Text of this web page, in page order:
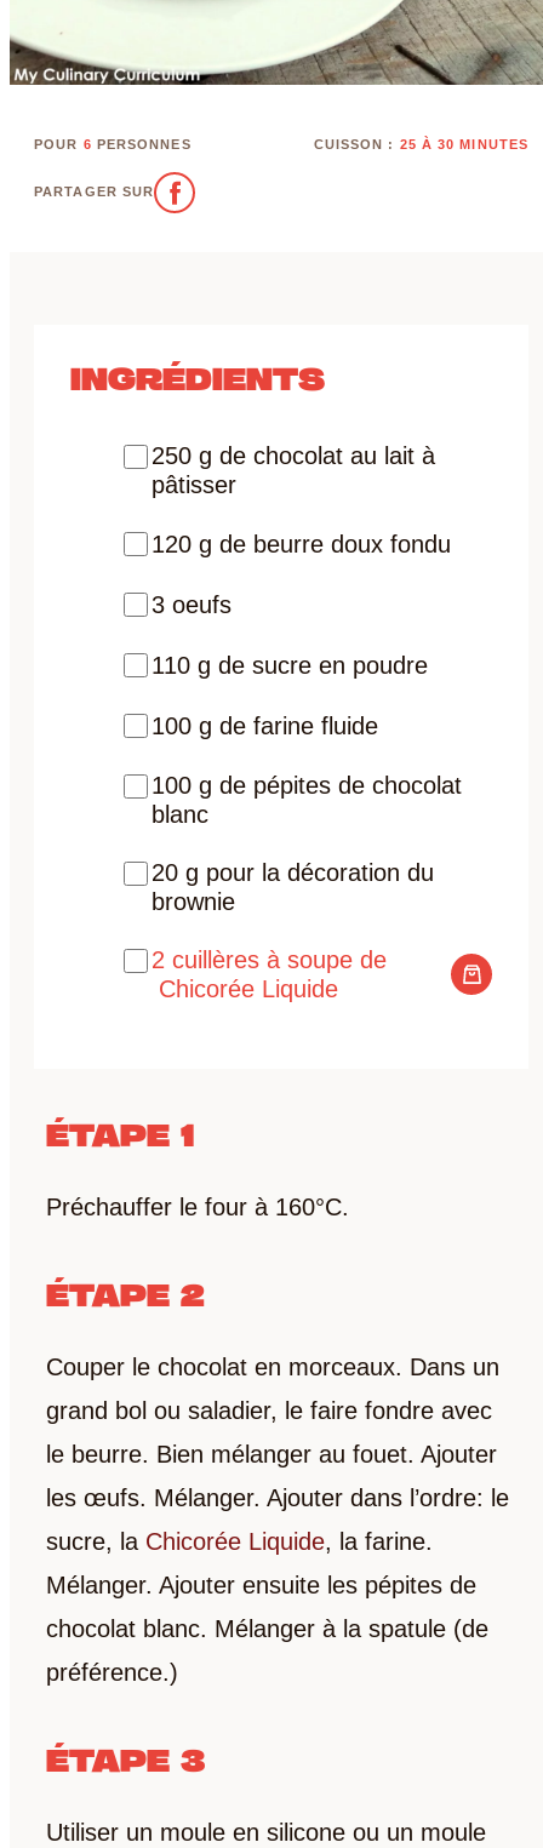
POUR 6 PERSONNES CUISSON : 25 À 30 MINUTES
PARTAGER SUR
INGRÉDIENTS
250 g de chocolat au lait à
pâtisser
120 g de beurre doux fondu
3 oeufs
110 g de sucre en poudre
100 g de farine fluide
100 g de pépites de chocolat
blanc
20 g pour la décoration du
brownie
2 cuillères à soupe de
Chicorée Liquide
ÉTAPE 1
Préchauffer le four à 160°C.
ÉTAPE 2
Couper le chocolat en morceaux. Dans un
grand bol ou saladier, le faire fondre avec
le beurre. Bien mélanger au fouet. Ajouter
les œufs. Mélanger. Ajouter dans l’ordre: le
sucre, la Chicorée Liquide, la farine.
Mélanger. Ajouter ensuite les pépites de
chocolat blanc. Mélanger à la spatule (de
préférence.)
ÉTAPE 3
Utiliser un moule en silicone ou un moule